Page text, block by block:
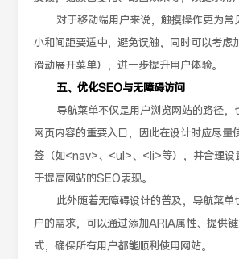
对于移动端用户来说，触摸操作更为常
小和间距要适中，避免误触，同时可以考虑
滑动展开菜单），进一步提升用户体验。
五、优化SEO与无障碍访问
导航菜单不仅是用户浏览网站的路径，
网页内容的重要入口，因此在设计时应尽
签（如<nav>、<ul>、<li>等），并合理设
于提高网站的SEO表现。
此外随着无障碍设计的普及，导航菜单
户的需求，可以通过添加ARIA属性、提供
式，确保所有用户都能顺利使用网站。